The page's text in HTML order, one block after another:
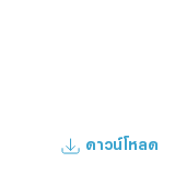
ดาวน์โหลด